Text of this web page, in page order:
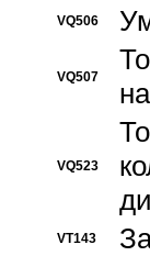
VQ506
VQ507
VQ523
VT143